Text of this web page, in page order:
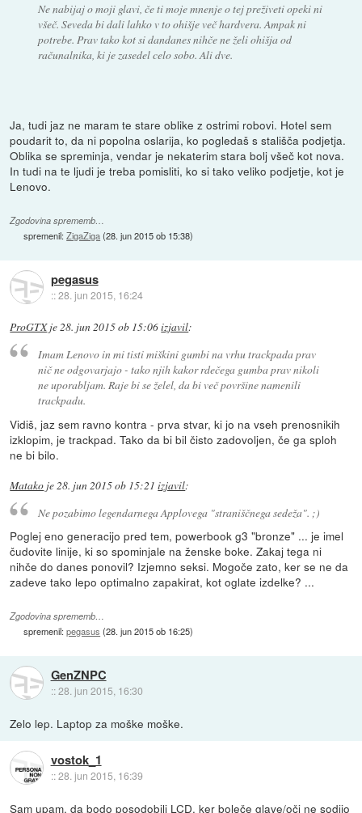
Ne nabijaj o moji glavi, če ti moje mnenje o tej preživeti opeki ni
všeč. Seveda bi dali lahko v to ohišje več hardvera. Ampak ni
potrebe. Prav tako kot si dandanes nihče ne želi ohišja od
računalnika, ki je zasedel celo sobo. Ali dve.
Ja, tudi jaz ne maram te stare oblike z ostrimi robovi. Hotel sem
poudarit to, da ni popolna oslarija, ko pogledaš s stališča podjetja.
Oblika se spreminja, vendar je nekaterim stara bolj všeč kot nova.
In tudi na te ljudi je treba pomisliti, ko si tako veliko podjetje, kot je
Lenovo.
Zgodovina sprememb…
spremenil:ZigaZiga(28. jun 2015 ob 15:38)
pegasus
::28. jun 2015, 16:24
ProGTXje28. jun 2015 ob 15:06izjavil:
Imam Lenovo in mi tisti miškini gumbi na vrhu trackpada prav
nič ne odgovarjajo - tako njih kakor rdečega gumba prav nikoli
ne uporabljam. Raje bi se želel, da bi več površine namenili
trackpadu.
Vidiš, jaz sem ravno kontra - prva stvar, ki jo na vseh prenosnikih
izklopim, je trackpad. Tako da bi bil čisto zadovoljen, če ga sploh
ne bi bilo.
Matako je28. jun 2015 ob 15:21 izjavil:
Ne pozabimo legendarnega Applovega "straniščnega sedeža". ;)
Poglej eno generacijo pred tem, powerbook g3 "bronze" ... je imel
čudovite linije, ki so spominjale na ženske boke. Zakaj tega ni
nihče do danes ponovil? Izjemno seksi. Mogoče zato, ker se ne da
zadeve tako lepo optimalno zapakirat, kot oglate izdelke? ...
Zgodovina sprememb…
spremenil:pegasus (28. jun 2015 ob 16:25)
GenZNPC
::28. jun 2015, 16:30
Zelo lep. Laptop za moške moške.
vostok_1
::28. jun 2015, 16:39
Sam upam, da bodo posodobili LCD, ker boleče glave/oči ne sodijo